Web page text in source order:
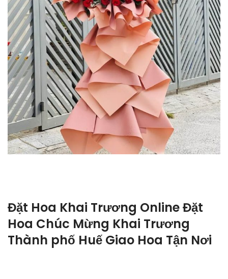
Đặt Hoa Khai Trương Online Đặt
Hoa Chúc Mừng Khai Trương
Thành phố Huế Giao Hoa Tận Nơi